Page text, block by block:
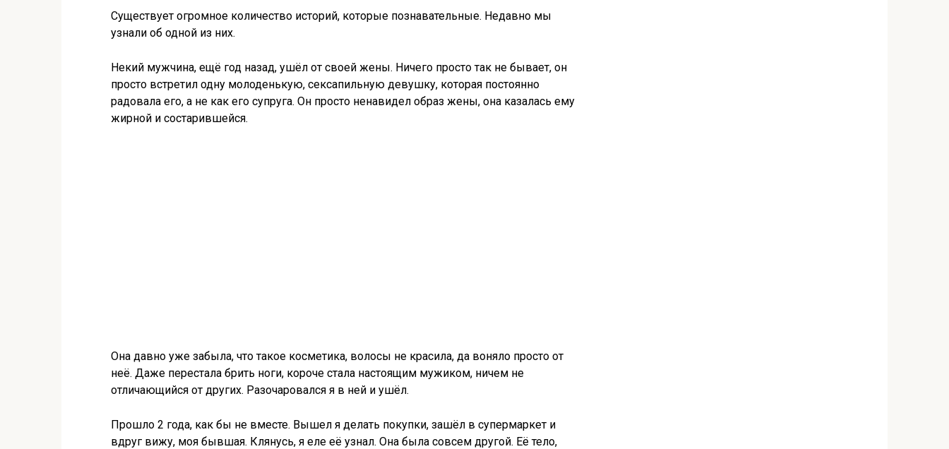
Существует огромное количество историй, которые познавательные. Недавно мы
узнали об одной из них.
Некий мужчина, ещё год назад, ушёл от своей жены. Ничего просто так не бывает, он
просто встретил одну молоденькую, сексапильную девушку, которая постоянно
радовала его, а не как его супруга. Он просто ненавидел образ жены, она казалась ему
жирной и состарившейся.
Она давно уже забыла, что такое косметика, волосы не красила, да воняло просто от
неё. Даже перестала брить ноги, короче стала настоящим мужиком, ничем не
отличающийся от других. Разочаровался я в ней и ушёл.
Прошло 2 года, как бы не вместе. Вышел я делать покупки, зашёл в супермаркет и
вдруг вижу, моя бывшая. Клянусь, я еле её узнал. Она была совсем другой. Её тело,